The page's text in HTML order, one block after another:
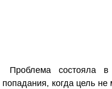
Проблема состояла
попадания, когда цель не